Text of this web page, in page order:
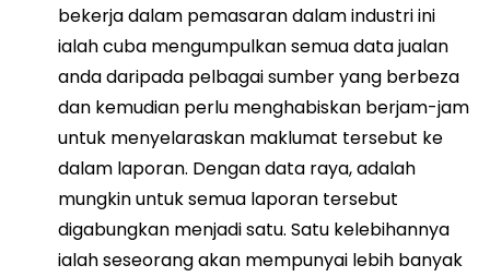
bekerja dalam pemasaran dalam industri ini
ialah cuba mengumpulkan semua data jualan
anda daripada pelbagai sumber yang berbeza
dan kemudian perlu menghabiskan berjam-jam
untuk menyelaraskan maklumat tersebut ke
dalam laporan. Dengan data raya, adalah
mungkin untuk semua laporan tersebut
digabungkan menjadi satu. Satu kelebihannya
ialah seseorang akan mempunyai lebih banyak